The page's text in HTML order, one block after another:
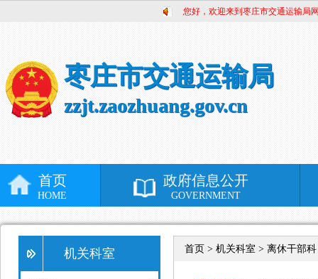
您好，欢迎来到枣庄市交通运输局
枣庄市交通运输局
zzjt.zaozhuang.gov.cn
首页
HOME
政府信息公开
GOVERNMENT
机关科室 首页 > 机关科室 > 离休干部科